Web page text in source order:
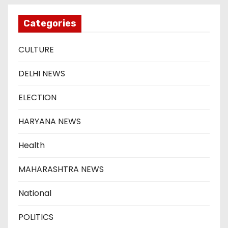
Categories
CULTURE
DELHI NEWS
ELECTION
HARYANA NEWS
Health
MAHARASHTRA NEWS
National
POLITICS